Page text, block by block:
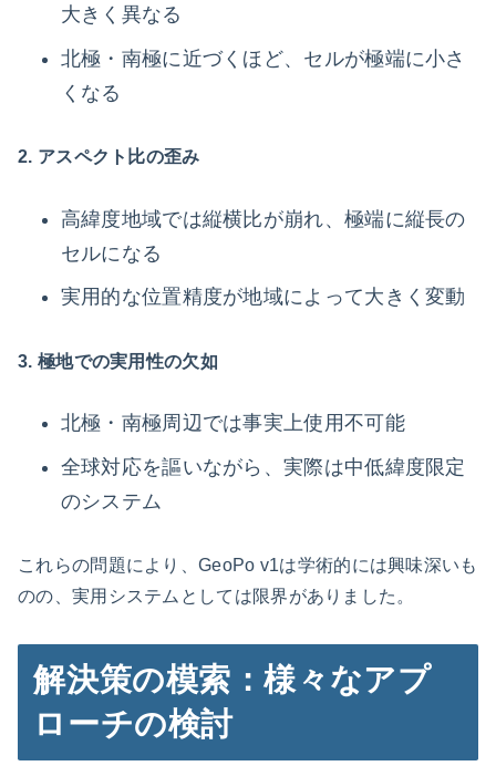
大きく異なる
北極・南極に近づくほど、セルが極端に小さ
くなる
2. アスペクト比の歪み
高緯度地域では縦横比が崩れ、極端に縦長の
セルになる
実用的な位置精度が地域によって大きく変動
3. 極地での実用性の欠如
北極・南極周辺では事実上使用不可能
全球対応を謳いながら、実際は中低緯度限定
のシステム
これらの問題により、GeoPo v1は学術的には興味深いも
のの、実用システムとしては限界がありました。
解決策の模索：様々なアプ
ローチの検討